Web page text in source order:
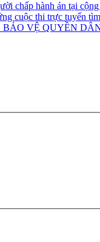
chấp hành án tại
cuộc thi trực tuyến
VỆ QUYỀN